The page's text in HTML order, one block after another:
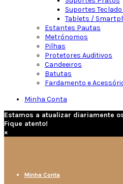
Suportes
Tablets /
Estantes Pautas
Metrónomos
Pilhas
Protetores Auditivos
Candeeiros
Batutas
Fardamento e
Minha Conta
Estamos a atualizar diariamente
Fique atento!
×
Minha Conta